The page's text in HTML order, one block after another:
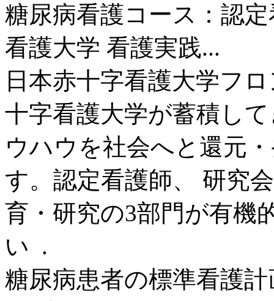
糖尿病看護コース：認
看護大学 看護実践...
日本赤十字看護大学フ
十字看護大学が蓄積し
ウハウを社会へと還元
す。認定看護師、 研究
育・研究の3部門が有機
い .
糖尿病患者の標準看護